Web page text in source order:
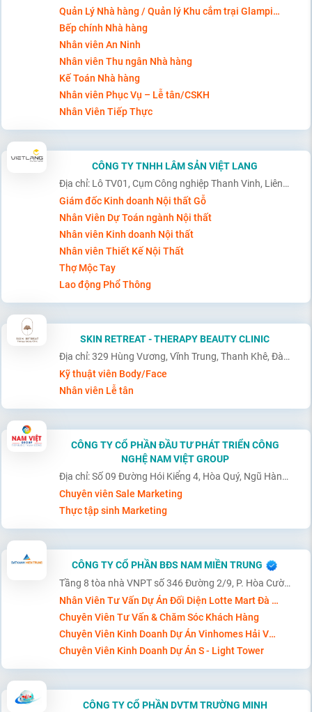
Quản Lý Nhà hàng / Quản lý Khu cắm trại Glamping
Bếp chính Nhà hàng
Nhân viên An Ninh
Nhân viên Thu ngân Nhà hàng
Kế Toán Nhà hàng
Nhân viên Phục Vụ – Lễ tân/CSKH
Nhân Viên Tiếp Thực
CÔNG TY TNHH LÂM SẢN VIỆT LANG
Địa chỉ: Lô TV01, Cụm Công nghiệp Thanh Vinh, Liên Chiểu, Đà Nẵng
Giám đốc Kinh doanh Nội thất Gỗ
Nhân Viên Dự Toán ngành Nội thất
Nhân viên Kinh doanh Nội thất
Nhân viên Thiết Kế Nội Thất
Thợ Mộc Tay
Lao động Phổ Thông
SKIN RETREAT - THERAPY BEAUTY CLINIC
Địa chỉ: 329 Hùng Vương, Vĩnh Trung, Thanh Khê, Đà Nẵng
Kỹ thuật viên Body/Face
Nhân viên Lễ tân
CÔNG TY CỔ PHẦN ĐẦU TƯ PHÁT TRIỂN CÔNG
NGHỆ NAM VIỆT GROUP
Địa chỉ: Số 09 Đường Hói Kiểng 4, Hòa Quý, Ngũ Hành Sơn, Đà Nẵng
Chuyên viên Sale Marketing
Thực tập sinh Marketing
CÔNG TY CỔ PHẦN BĐS NAM MIỀN TRUNG
Tầng 8 tòa nhà VNPT số 346 Đường 2/9, P. Hòa Cường, TP. Đà Nẵng
Nhân Viên Tư Vấn Dự Án Đối Diện Lotte Mart Đà Nẵng
Chuyên Viên Tư Vấn & Chăm Sóc Khách Hàng
Chuyên Viên Kinh Doanh Dự Án Vinhomes Hải Vân Bay
Chuyên Viên Kinh Doanh Dự Án S - Light Tower
CÔNG TY CỔ PHẦN DVTM TRƯỜNG MINH